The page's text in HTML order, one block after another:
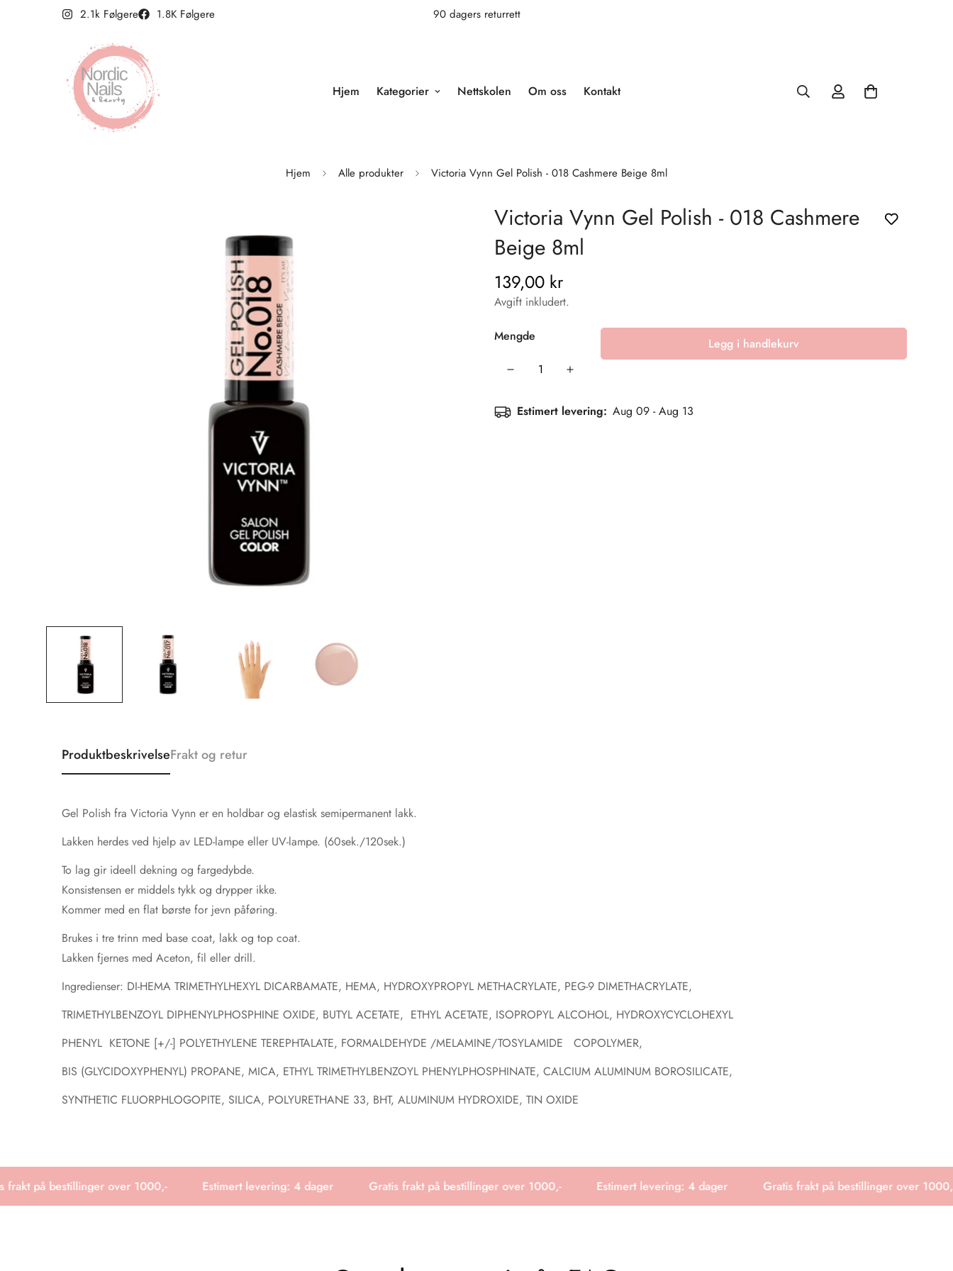
1.8K Følgere
2.1k Følgere 90 dagers returrett
Hjem Kategorier Nettskolen Om oss Kontakt
Hjem Alle produkter Victoria Vynn Gel Polish - 018 Cashmere Beige 8ml
Victoria Vynn Gel Polish - 018 Cashmere
Beige 8ml
Vanlig
pris
139,00 kr
Avgift inkludert.
Mengde Legg i handlekurv
Estimert levering: Aug 09 - Aug 13
ProduktbeskrivelseFrakt og retur
Gel Polish fra Victoria Vynn er en holdbar og elastisk semipermanent lakk.
Lakken herdes ved hjelp av LED-lampe eller UV-lampe. (60sek./120sek.)
To lag gir ideell dekning og fargedybde.
Konsistensen er middels tykk og drypper ikke.
Kommer med en flat børste for jevn påføring.
Brukes i tre trinn med base coat, lakk og top coat.
Lakken fjernes med Aceton, fil eller drill.
Ingredienser: DI-HEMA TRIMETHYLHEXYL DICARBAMATE, HEMA, HYDROXYPROPYL METHACRYLATE, PEG-9 DIMETHACRYLATE,
TRIMETHYLBENZOYL DIPHENYLPHOSPHINE OXIDE, BUTYL ACETATE, ETHYL ACETATE, ISOPROPYL ALCOHOL, HYDROXYCYCLOHEXYL
PHENYL KETONE [+/-] POLYETHYLENE TEREPHTALATE, FORMALDEHYDE /MELAMINE/TOSYLAMIDE COPOLYMER,
BIS (GLYCIDOXYPHENYL) PROPANE, MICA, ETHYL TRIMETHYLBENZOYL PHENYLPHOSPHINATE, CALCIUM ALUMINUM BOROSILICATE,
SYNTHETIC FLUORPHLOGOPITE, SILICA, POLYURETHANE 33, BHT, ALUMINUM HYDROXIDE, TIN OXIDE
på bestillinger over 1000,- Estimert levering: 4 dager Gratis frakt på bestillinger over 1000,- Estimert levering: 4 dager Gratis frakt på bestillinger over 1000,-